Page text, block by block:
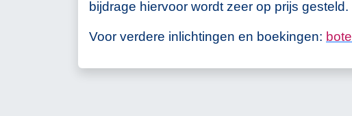
bijdrage hiervoor wordt zeer op prijs gesteld.
Voor verdere inlichtingen en boekingen: bote